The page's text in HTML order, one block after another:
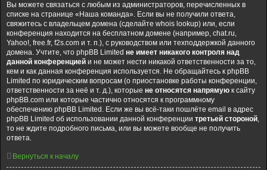
Вы можете связаться с любым из администраторов, перечисленных в
списке на странице «Наша команда». Если вы не получили ответа,
свяжитесь с владельцем домена (сделайте whois lookup) или, если
конференция находится на бесплатном домене (например, chat.ru,
Yahoo!, free.fr, f2s.com и т. п.), с руководством или техподдержкой данного
домена. Учтите, что phpBB Limited не имеет никакого контроля над
данной конференцией и не может нести никакой ответственности за то,
кем и как данная конференция используется. Не обращайтесь к phpBB
Limited по юридическим вопросам (о приостановке работы конференции,
ответственности за неё и т. д.), которые не относятся напрямую к сайту
phpBB.com или которые частично относятся к программному
обеспечению phpBB Limited. Если же вы всё-таки пошлёте email в адрес
phpBB Limited об использовании данной конференции третьей стороной,
то не ждите подробного письма, или вы можете вообще не получить
ответа.
Вернуться к началу